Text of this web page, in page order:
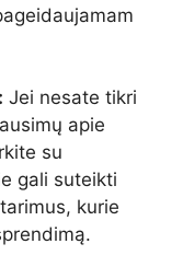
Jei nesate tikri
apie
su
gali suteikti
kurie